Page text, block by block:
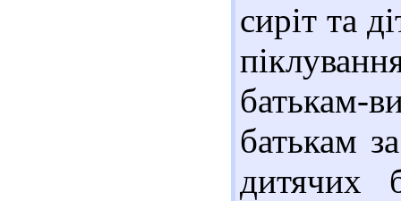
сиріт та
батькам
дитячих